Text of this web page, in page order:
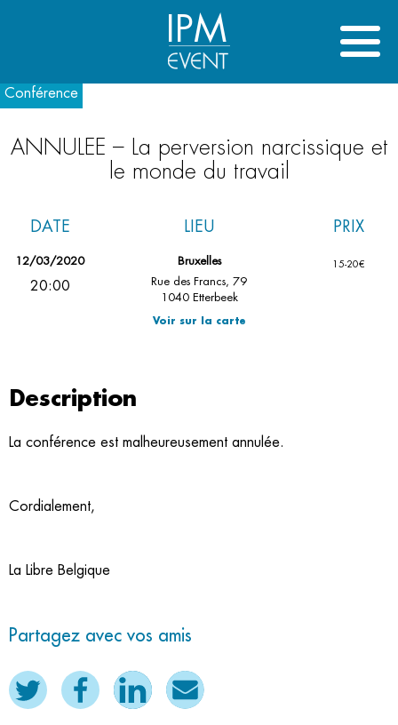
IPM
Conférence
ANNULEE – La perversion narcissique et
le monde du travail
DATE
12/03/2020
20:00
LIEU
Bruxelles
Rue des Francs, 79
1040 Etterbeek
Voir sur la carte
PRIX
15-20€
Description
La conférence est malheureusement annulée.
Cordialement,
La Libre Belgique
Partagez avec vos amis